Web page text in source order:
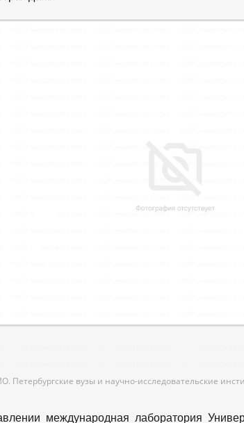
Петербургские вузы и научно-исследовательские
международная лаборатория